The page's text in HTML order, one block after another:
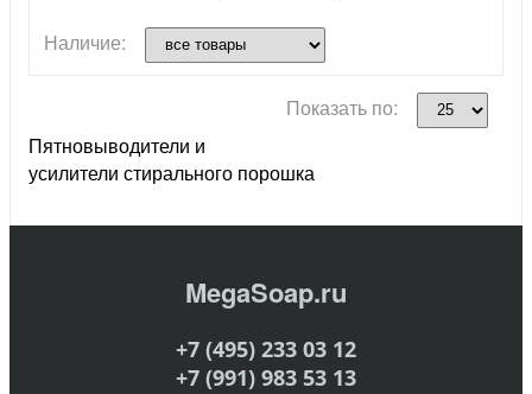
Наличие:
Показать по:
Пятновыводители и
усилители стирального порошка
MegaSoap.ru
+7 (495) 233 03 12
+7 (991) 983 53 13